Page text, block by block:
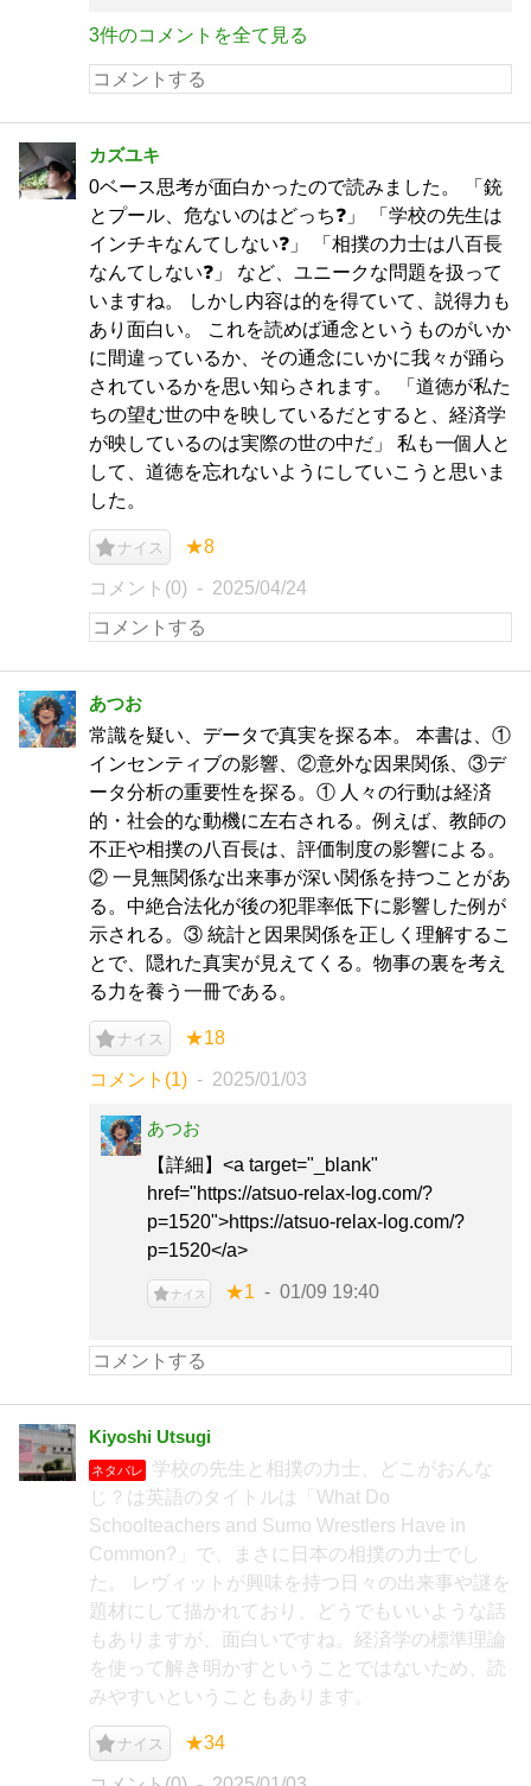
3件のコメントを全て見る
カズユキ
0ベース思考が面白かったので読みました。 「銃
とプール、危ないのはどっち❓」 「学校の先生は
インチキなんてしない❓」 「相撲の力士は八百長
なんてしない❓」 など、ユニークな問題を扱って
いますね。 しかし内容は的を得ていて、説得力も
あり面白い。 これを読めば通念というものがいか
に間違っているか、その通念にいかに我々が踊ら
されているかを思い知らされます。 「道徳が私た
ちの望む世の中を映しているだとすると、経済学
が映しているのは実際の世の中だ」 私も一個人と
して、道徳を忘れないようにしていこうと思いま
した。
ナイス ★8
コメント(0) 2025/04/24
あつお
常識を疑い、データで真実を探る本。 本書は、①
インセンティブの影響、②意外な因果関係、③デ
ータ分析の重要性を探る。① 人々の行動は経済
的・社会的な動機に左右される。例えば、教師の
不正や相撲の八百長は、評価制度の影響による。
② 一見無関係な出来事が深い関係を持つことがあ
る。中絶合法化が後の犯罪率低下に影響した例が
示される。③ 統計と因果関係を正しく理解するこ
とで、隠れた真実が見えてくる。物事の裏を考え
る力を養う一冊である。
ナイス ★18
コメント(1) 2025/01/03
あつお
【詳細】<a target="_blank"
href="https://atsuo-relax-log.com/?
p=1520">https://atsuo-relax-log.com/?
p=1520</a>
ナイス ★1 01/09 19:40
Kiyoshi Utsugi
ネタバレ
学校の先生と相撲の力士、どこがおんな
じ？は英語のタイトルは「What Do
Schoolteachers and Sumo Wrestlers Have in
Common?」で、まさに日本の相撲の力士でし
た。 レヴィットが興味を持つ日々の出来事や謎を
題材にして描かれており、どうでもいいような話
もありますが、面白いですね。経済学の標準理論
を使って解き明かすということではないため、読
みやすいということもあります。
ナイス ★34